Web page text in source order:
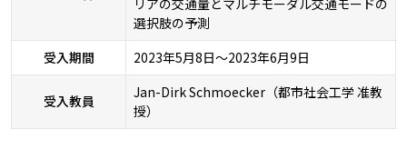
リアの交通量とマルチモーダル交通モードの
選択肢の予測
受入期間
2023年5月8日～2023年6月9日
受入教員
Jan-Dirk Schmoecker（都市社会工学 准教
授）